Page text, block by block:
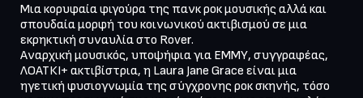
Μια κορυφαία φιγούρα της πανκ ροκ μουσικής αλλά και
σπουδαία μορφή του κοινωνικού ακτιβισμού σε μια
εκρηκτική συναυλία στο Rover.
Αναρχική μουσικός, υποψήφια για ΕΜΜΥ, συγγραφέας,
ΛΟΑΤΚΙ+ ακτιβίστρια, η Laura Jane Grace είναι μια
ηγετική φυσιογνωμία της σύγχρονης ροκ σκηνής, τόσο